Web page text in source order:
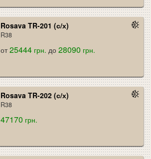
Rosava TR-201 (с/х)
R38
от25444 грн. до28090 грн.
Rosava TR-202 (с/х)
R38
47170 грн.